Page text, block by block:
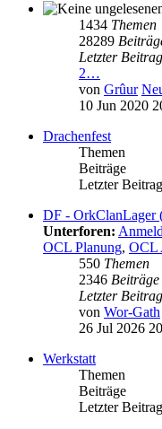
1434 Themen
28289
Letzter Beitrag
2…
von Grûur
10 Jun 2020
Drachenfest
Themen
Beiträge
Letzter Beitrag
DF - OrkClanLager
Unterforen:
OCL Planung, OCL
550 Themen
2346 Beiträge
Letzter Beitrag
von Wor-Gath
26 Jul 2026
Werkstatt
Themen
Beiträge
Letzter Beitrag